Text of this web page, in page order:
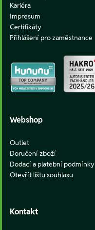
Kariéra
Impresum
Certifikáty
Přihlášení pro zaměstnance
Webshop
Outlet
Doručení zboží
Dodací a platební podmínky
Otevřít lištu souhlasu
Kontakt